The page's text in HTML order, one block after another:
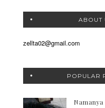
ABOUT
zellta02@gmail.com
POPULAR
Namanya